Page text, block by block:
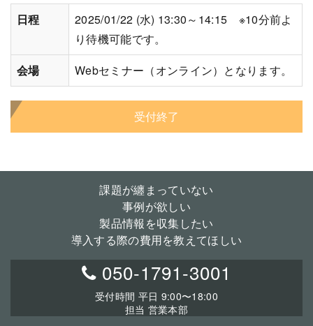
日程
2025/01/22 (水) 13:30～14:15 ※10分前よ
り待機可能です。
会場
Webセミナー（オンライン）となります。
受付終了
課題が纏まっていない
事例が欲しい
製品情報を収集したい
導入する際の費用を教えてほしい
050-1791-3001
受付時間 平日 9:00〜18:00
担当 営業本部